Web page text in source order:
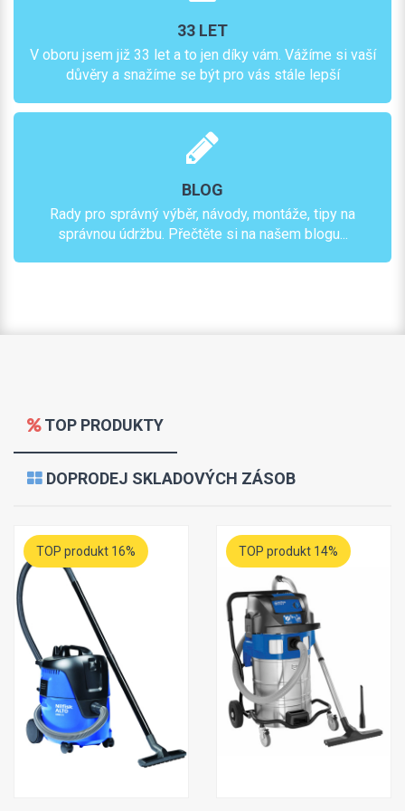
33 LET
V oboru jsem již 33 let a to jen díky vám. Vážíme si vaší
důvěry a snažíme se být pro vás stále lepší
BLOG
Rady pro správný výběr, návody, montáže, tipy na
správnou údržbu. Přečtěte si na našem blogu...
TOP PRODUKTY
DOPRODEJ SKLADOVÝCH ZÁSOB
TOP produkt 16% TOP produkt 14%